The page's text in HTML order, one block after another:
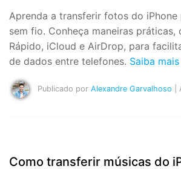
Aprenda a transferir fotos do iPhone
sem fio. Conheça maneiras práticas,
Rápido, iCloud e AirDrop, para
de dados entre telefones. Saiba
Publicado por Alexandre Garvalhoso |
Como transferir músicas do